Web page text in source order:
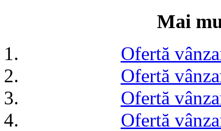
Mai
Ofertă
Ofertă
Ofertă
Ofertă